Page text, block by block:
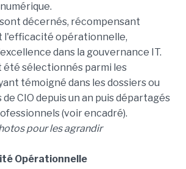
décernés, récompensant
l'efficacité opérationnelle,
dans la gouvernance IT.
été sélectionnés parmi les
témoigné dans les dossiers ou
CIO depuis un an puis départagés
(voir encadré).
pour les agrandir
Opérationnelle